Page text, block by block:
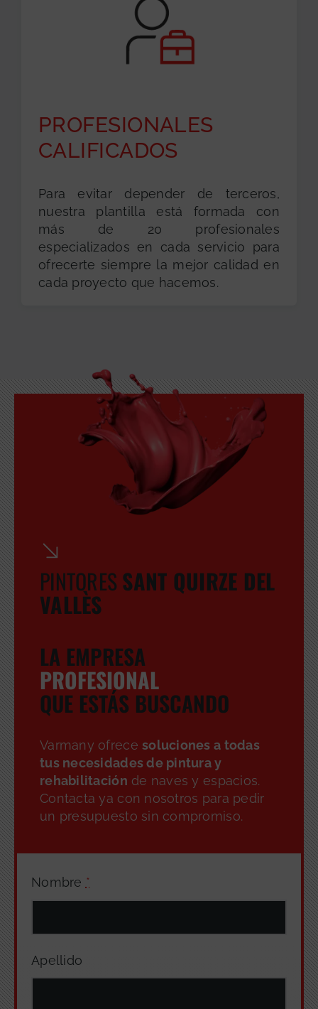
PROFESIONALES
CALIFICADOS
Para evitar depender de terceros,
nuestra plantilla está formada con
más de 20 profesionales
especializados en cada servicio para
ofrecerte siempre la mejor calidad en
cada proyecto que hacemos.
Nombre *
Apellido
PINTORESSANT QUIRZE DEL
VALLÈS
LA EMPRESA
PROFESIONAL
QUE ESTÁS BUSCANDO
Varmany ofrecesoluciones a todas
tus necesidades de pintura y
rehabilitación de naves y espacios.
Contacta ya con nosotros para pedir
un presupuesto sin compromiso.